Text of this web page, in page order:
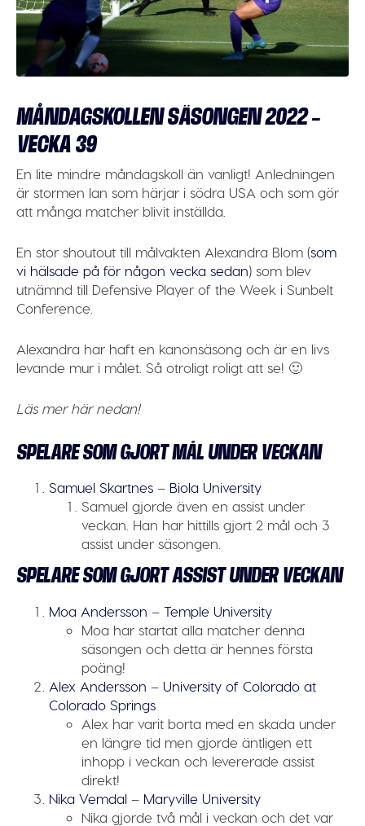
MÅNDAGSKOLLEN SÄSONGEN 2022 –
VECKA 39
En lite mindre måndagskoll än vanligt! Anledningen
är stormen Ian som härjar i södra USA och som gör
att många matcher blivit inställda.
En stor shoutout till målvakten Alexandra Blom (som
vi hälsade på för någon vecka sedan) som blev
utnämnd till Defensive Player of the Week i Sunbelt
Conference
Alexandra har haft en kanonsäsong och är en livs
levande mur i målet. Så otroligt roligt att se! 🙂
Läs mer här nedan!
SPELARE SOM GJORT MÅL UNDER VECKAN
Samuel Skartnes – Biola University
Samuel gjorde även en assist under
veckan. Han har hittills gjort 2 mål och 3
assist under säsongen.
SPELARE SOM GJORT ASSIST UNDER VECKAN
Moa Andersson –Temple University
Moa har startat alla matcher denna
säsongen och detta är hennes första
poäng!
Alex Andersson – University of Colorado at
Colorado Springs
Alex har varit borta med en skada under
en längre tid men gjorde äntligen ett
inhopp i veckan och levererade assist
direkt!
Nika Vemdal – Maryville University
Nika gjorde två mål i veckan och det var